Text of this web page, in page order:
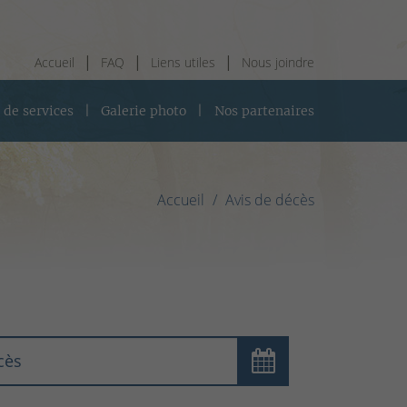
Accueil FAQ Liens utiles Nous joindre
services Galerie photo Nos partenaires
Accueil Avis de décès